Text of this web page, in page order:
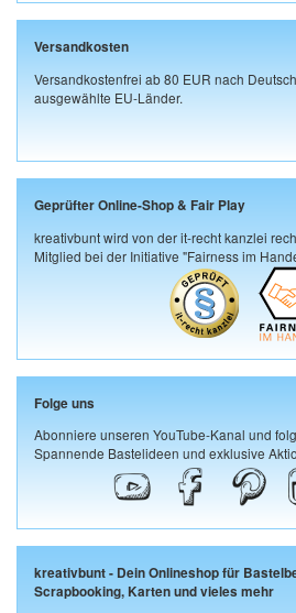
Versandkosten
Versandkostenfrei ab 80 EUR nach
ausgewählte EU-Länder.
Geprüfter Online-Shop & Fair Play
kreativbunt wird von der it-recht kanzlei
Mitglied bei der Initiative "Fairness im
Folge uns
Abonniere unseren YouTube-Kanal und
Spannende Bastelideen und exklusive
kreativbunt - Dein Onlineshop für
Scrapbooking, Karten und vieles mehr